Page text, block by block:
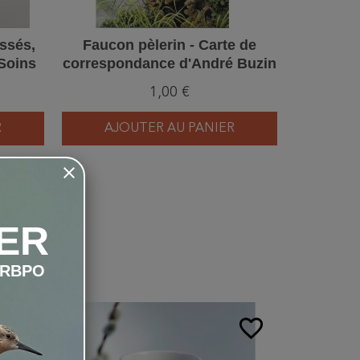
Faucon pèlerin - Carte de
correspondance d'André Buzin
1,00 €
AJOUTER AU PANIER
favorite_border favorite_border